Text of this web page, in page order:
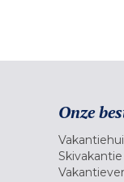
Onze
Skivakantie